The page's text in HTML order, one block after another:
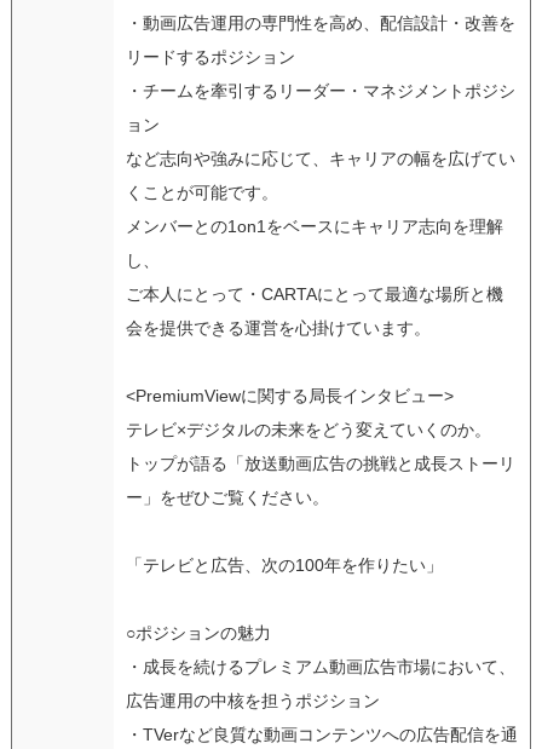
・動画広告運用の専門性を高め、配信設計・改善を
リードするポジション
・チームを牽引するリーダー・マネジメントポジシ
ョン
など志向や強みに応じて、キャリアの幅を広げてい
くことが可能です。
メンバーとの1on1をベースにキャリア志向を理解
し、
ご本人にとって・CARTAにとって最適な場所と機
会を提供できる運営を心掛けています。
<PremiumViewに関する局長インタビュー>
テレビ×デジタルの未来をどう変えていくのか。
トップが語る「放送動画広告の挑戦と成長ストーリ
ー」をぜひご覧ください。
「テレビと広告、次の100年を作りたい」
○ポジションの魅力
・成長を続けるプレミアム動画広告市場において、
広告運用の中核を担うポジション
・TVerなど良質な動画コンテンツへの広告配信を通